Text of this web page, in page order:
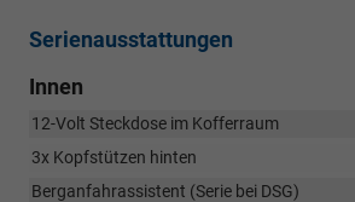
Serienausstattungen
Innen
12-Volt Steckdose im Kofferraum
3x Kopfstützen hinten
Berganfahrassistent (Serie bei DSG)